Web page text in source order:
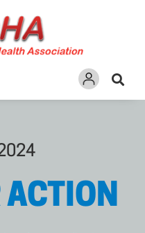
ACTION